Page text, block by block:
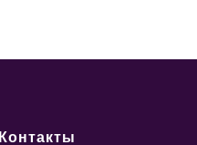
Контакты